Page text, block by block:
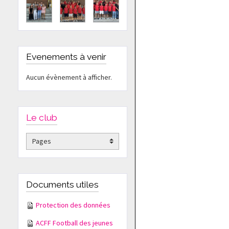
Evenements à venir
Aucun évènement à afficher.
Le club
Documents utiles
Protection des données
ACFF Football des jeunes